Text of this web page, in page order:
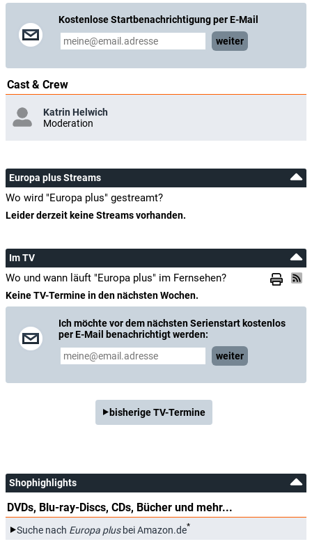
Kostenlose Startbenachrichtigung per E-Mail
weiter
Cast & Crew
Katrin Helwich
Moderation
Europa plus Streams
Wo wird "Europa plus" gestreamt?
Leider derzeit keine Streams vorhanden.
Im TV
Wo und wann läuft "Europa plus" im Fernsehen?
Keine TV-Termine in den nächsten Wochen.
Ich möchte vor dem nächsten Serienstart kostenlos
per E-Mail benachrichtigt werden:
weiter
bisherige TV-Termine
Shophighlights
DVDs, Blu-ray-Discs, CDs, Bücher und mehr...
Suche nach Europa plusbei Amazon.de*